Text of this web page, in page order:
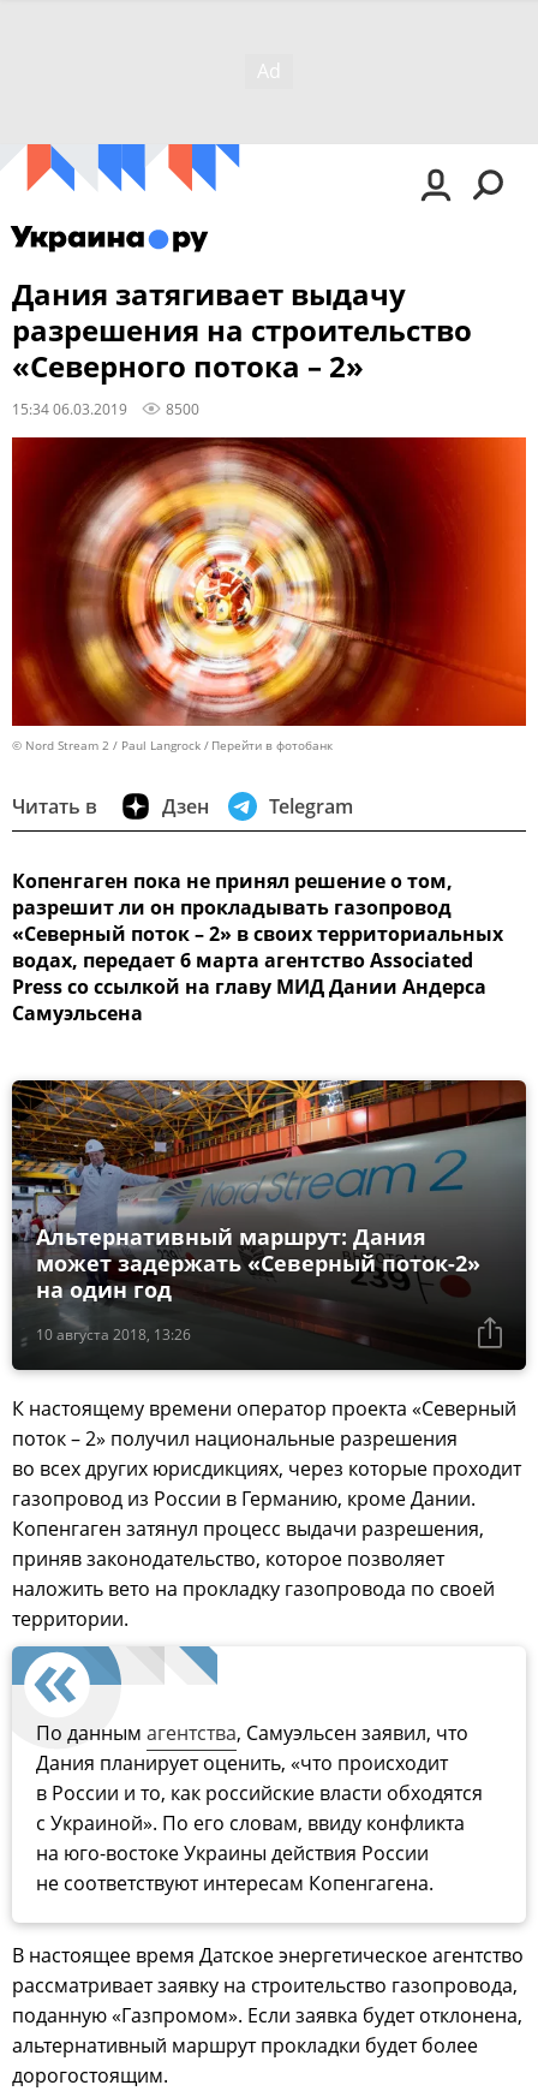
Дания затягивает выдачу
разрешения на строительство
«Северного потока – 2»
15:34 06.03.2019 8500
© Nord Stream 2 / Paul Langrock Перейти в фотобанк
Читать в Дзен Telegram
Копенгаген пока не принял решение о том,
разрешит ли он прокладывать газопровод
«Северный поток – 2» в своих территориальных
водах, передает 6 марта агентство Associated
Press со ссылкой на главу МИД Дании Андерса
Самуэльсена
10 августа 2018, 13:26
Альтернативный маршрут: Дания
может задержать «Северный поток-2»
на один год
К настоящему времени оператор проекта «Северный
поток – 2» получил национальные разрешения
во всех других юрисдикциях, через которые проходит
газопровод из России в Германию, кроме Дании.
Копенгаген затянул процесс выдачи разрешения,
приняв законодательство, которое позволяет
наложить вето на прокладку газопровода по своей
территории.
По данным агентства, Самуэльсен заявил, что
Дания планирует оценить, «что происходит
в России и то, как российские власти обходятся
с Украиной». По его словам, ввиду конфликта
на юго-востоке Украины действия России
не соответствуют интересам Копенгагена.
В настоящее время Датское энергетическое агентство
рассматривает заявку на строительство газопровода,
поданную «Газпромом». Если заявка будет отклонена,
альтернативный маршрут прокладки будет более
дорогостоящим.